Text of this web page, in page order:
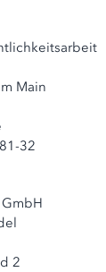
Main
32
2